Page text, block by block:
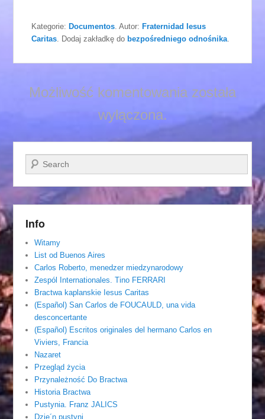
Kategorie:Documentos . Autor:Fraternidad Iesus
Caritas . Dodaj zakładkę do bezpośredniego odnośnika
Możliwość komentowania została
wyłączona.
Szukaj
Info
Witamy
List od Buenos Aires
Carlos Roberto, menedzer miedzynarodowy
Zespól Internationales. Tino FERRARI
Bractwa kaplanskie Iesus Caritas
(Español) San Carlos de FOUCAULD, una vida
desconcertante
(Español) Escritos originales del hermano Carlos en
Viviers, Francia
Nazaret
Przegląd życia
Przynależność Do Bractwa
Historia Bractwa
Pustynia. Franz JALICS
Dzie´n pustyni